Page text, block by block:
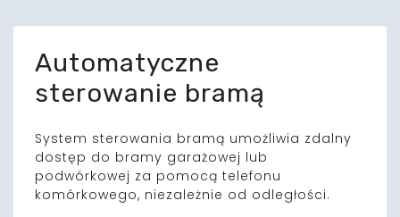
Automatyczne
sterowanie bramą
System sterowania bramą umożliwia zdalny
dostęp do bramy garażowej lub
podwórkowej za pomocą telefonu
komórkowego, niezależnie od odległości.